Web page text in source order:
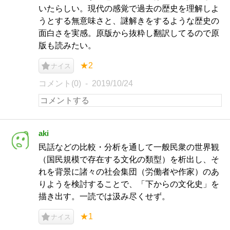
いたらしい。現代の感覚で過去の歴史を理解しよ
うとする無意味さと、謎解きをするような歴史の
面白さを実感。原版から抜粋し翻訳してるので原
版も読みたい。
ナイス ★2
コメント(0) 2019/10/24
aki
民話などの比較・分析を通して一般民衆の世界観
（国民規模で存在する文化の類型）を析出し、そ
れを背景に諸々の社会集団（労働者や作家）のあ
りようを検討することで、「下からの文化史」を
描き出す。一読では汲み尽くせず。
ナイス ★1